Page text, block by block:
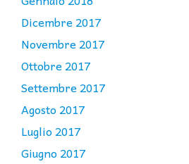
Dicembre 2017
Novembre 2017
Ottobre 2017
Settembre 2017
Agosto 2017
Luglio 2017
Giugno 2017